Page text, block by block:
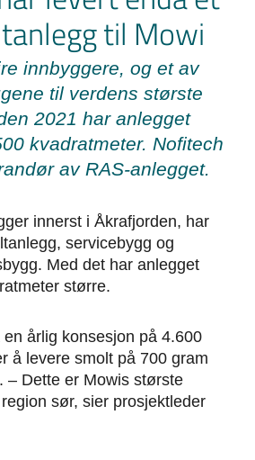
til Mowi
innbyggere, og et av
til verdens største
2021 har anlegget
kvadratmeter. Nofitech
av RAS-anlegget.
innerst i Åkrafjorden, har
servicebygg og
Med det har anlegget
større.
årlig konsesjon på 4.600
å levere smolt på 700 gram
– Dette er Mowis største
sør, sier prosjektleder